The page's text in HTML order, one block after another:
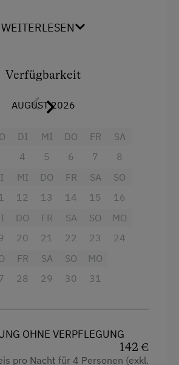
willkommen
Wohneinheit
vorhanden
Liegestühlen;
und einen Hochstuhl
vorhanden. Internet
in der Wohnung
WEITERLESEN
Verfügbarkeit
AUGUST 2026
DI
4
MI
5
DO
6
FR
7
SA
8
MI
12
DO
13
FR
14
SA
15
SO
16
DO
20
FR
21
SA
22
SO
23
MO
24
FR
28
SA
29
SO
30
MO
31
OHNE VERPFLEGUNG
142 €
pro Nacht für 4 Personen (exkl.